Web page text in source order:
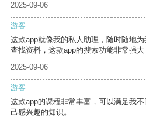
2025-09-06
游客
这款app就像我的私人助理，随时随地
查找资料，这款app的搜索功能非常强大
2025-09-06
游客
这款app的课程非常丰富，可以满足我
己感兴趣的知识。